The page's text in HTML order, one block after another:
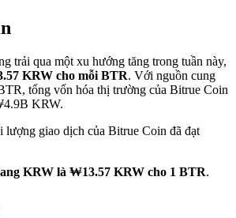
làm tài sản thế chấp
ngoại hối, kim loại quý và hàng hóa
trải qua một xu hướng tăng trong tuần này,
KRW cho mỗi BTR. Với nguồn cung
tổng vốn hóa thị trường của Bitrue Coin
KRW.
lượng giao dịch của Bitrue Coin đã đạt
KRW là ₩13.57 KRW cho 1 BTR.